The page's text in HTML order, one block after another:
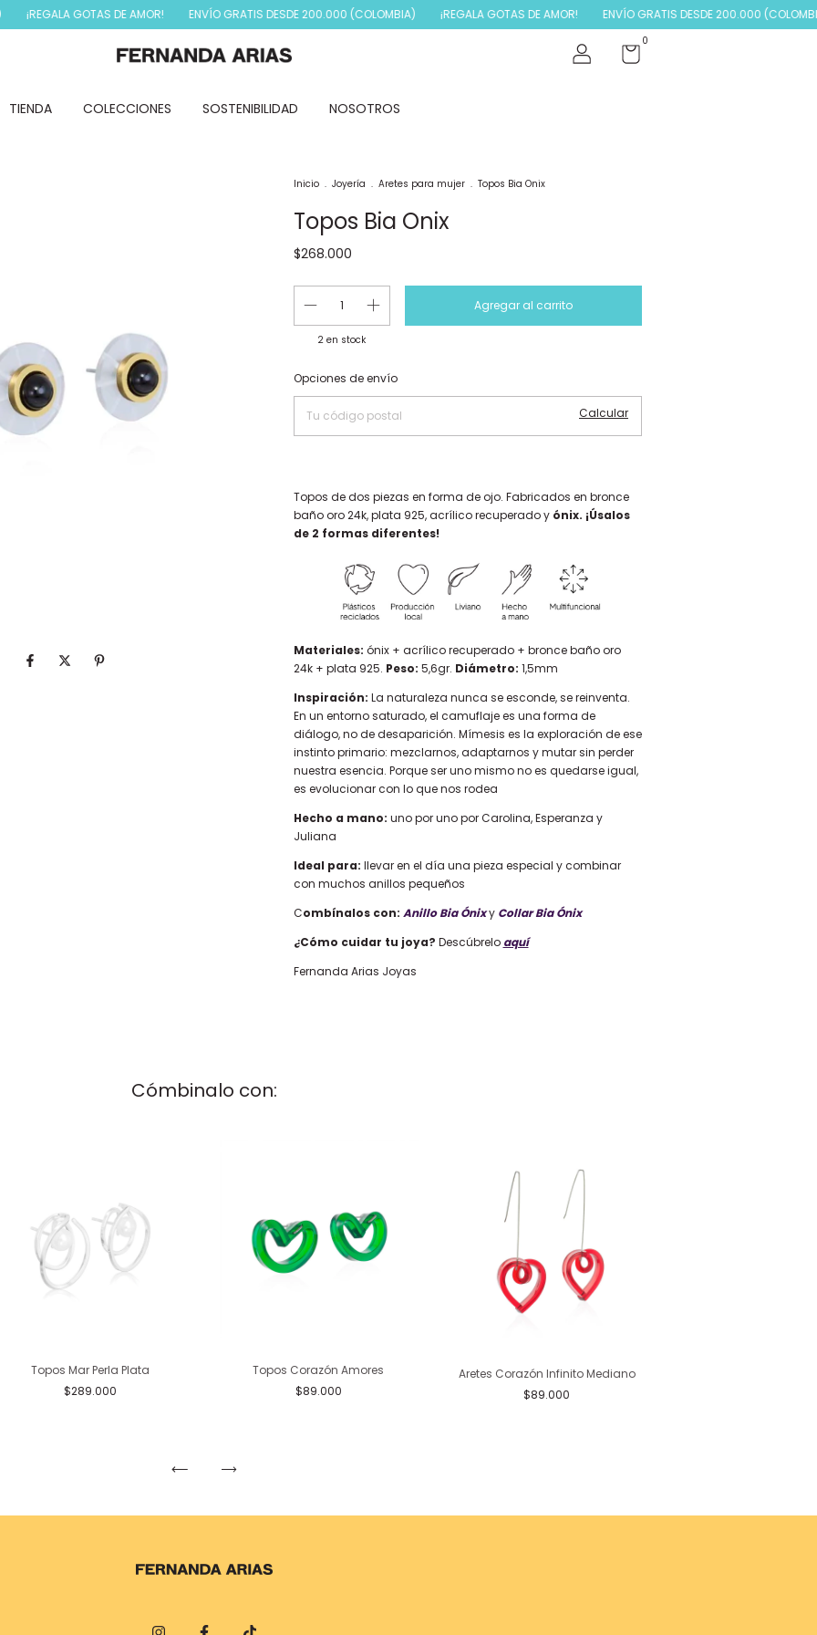
GOTAS DE AMOR! ENVÍO GRATIS DESDE 200.000 (COLOMBIA) ¡REGALA GOTAS DE AMOR! ENVÍO GRATIS DESDE 200.000 (COLOMBIA)
0
TIENDA COLECCIONES SOSTENIBILIDAD NOSOTROS
Inicio . Joyería . Aretes para mujer . Topos Bia Onix
Topos Bia Onix
$268.000
2 en stock
Entregas para el CP:
Opciones de envío
Calcular
Topos de dos piezas en forma de ojo. Fabricados en bronce
baño oro 24k, plata 925, acrílico recuperado y ónix. ¡Úsalos
de 2 formas diferentes!
Materiales: ónix + acrílico recuperado + bronce baño oro
24k + plata 925. Peso: 5,6gr. Diámetro: 1,5mm
Inspiración: La naturaleza nunca se esconde, se reinventa.
En un entorno saturado, el camuflaje es una forma de
diálogo, no de desaparición. Mímesis es la exploración de ese
instinto primario: mezclarnos, adaptarnos y mutar sin perder
nuestra esencia. Porque ser uno mismo no es quedarse igual,
es evolucionar con lo que nos rodea
Hecho a mano: uno por uno por Carolina, Esperanza y
Juliana
Ideal para: llevar en el día una pieza especial y combinar
con muchos anillos pequeños
Combínalos con: Anillo Bia Ónixy Collar Bia Ónix
¿Cómo cuidar tu joya? Descúbrelo aquí
Fernanda Arias Joyas
Cómbinalo con:
Topos Mar Perla Plata
$289.000
Topos Corazón Amores
$89.000
Aretes Corazón Infinito Mediano
$89.000